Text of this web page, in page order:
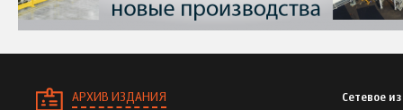
АРХИВ ИЗДАНИЯ
Сетевое